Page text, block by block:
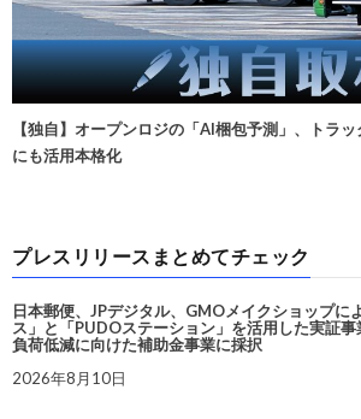
【独自】オープンロジの「AI梱包予測」、トラ
にも活用本格化
プレスリリースまとめてチェック
日本郵便、JPデジタル、GMOメイクショップに
ス」と「PUDOステーション」を活用した実証
負荷低減に向けた補助金事業に採択
2026年8月10日